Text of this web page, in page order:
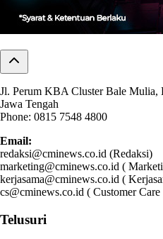
Jl. Perum KBA Cluster Bale Mulia,
Jawa Tengah
Phone: 0815 7548 4800
Email:
redaksi@cminews.co.id (Redaksi)
marketing@cminews.co.id (
kerjasama@cminews.co.id (
cs@cminews.co.id ( Customer Care
Telusuri